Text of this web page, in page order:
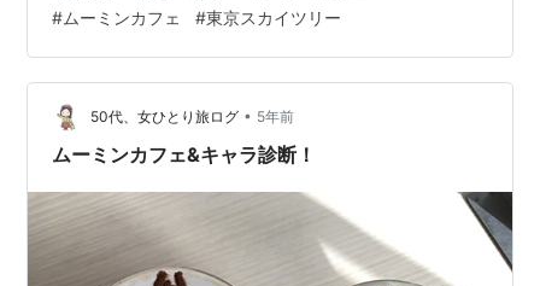
#ムーミンカフェ #東京スカイツリー
50代、女ひとり旅ログ • 5年前
ムーミンカフェ&キャラ診断！